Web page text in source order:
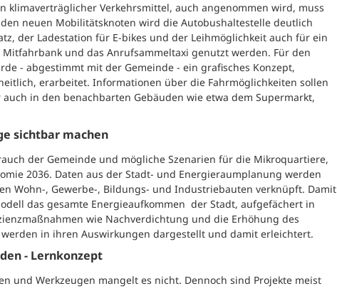
klimaverträglicher Verkehrsmittel, auch angenommen wird, muss
neuen Mobilitätsknoten wird die Autobushaltestelle deutlich
der Ladestation für E-bikes und der Leihmöglichkeit auch für ein
und das Anrufsammeltaxi genutzt werden. Für den
- abgestimmt mit der Gemeinde - ein grafisches Konzept,
erarbeitet. Informationen über die Fahrmöglichkeiten sollen
in den benachbarten Gebäuden wie etwa dem Supermarkt,
sichtbar machen
der Gemeinde und mögliche Szenarien für die Mikroquartiere,
2036. Daten aus der Stadt- und Energieraumplanung werden
Wohn-, Gewerbe-, Bildungs- und Industriebauten verknüpft. Damit
das gesamte Energieaufkommen der Stadt, aufgefächert in
wie Nachverdichtung und die Erhöhung des
in ihren Auswirkungen dargestellt und damit erleichtert.
- Lernkonzept
und Werkzeugen mangelt es nicht. Dennoch sind Projekte meist